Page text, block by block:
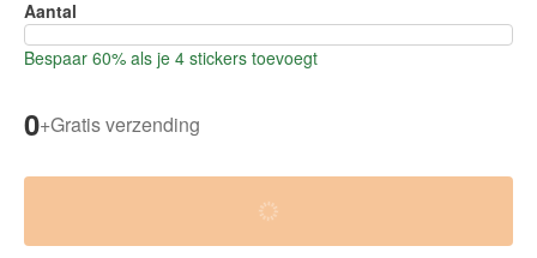
Aantal
Bespaar 60% als je 4 stickers toevoegt
0+Gratis verzending